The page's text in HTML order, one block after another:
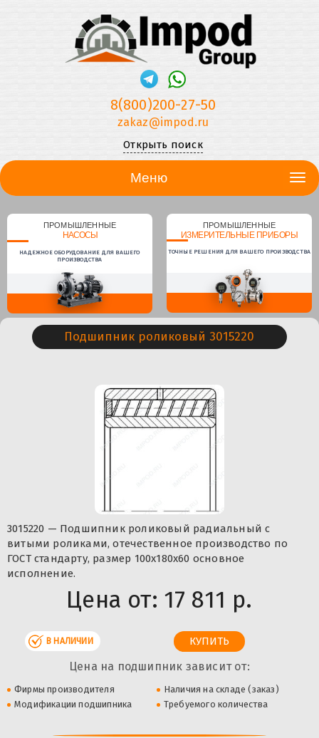
8(800)200-27-50
zakaz@impod.ru
Открыть поиск
Меню
ПРОМЫШЛЕННЫЕ
НАСОСЫ
НАДЕЖНОЕ ОБОРУДОВАНИЕ ДЛЯ ВАШЕГО
ПРОИЗВОДСТВА
ПРОМЫШЛЕННЫЕ
ИЗМЕРИТЕЛЬНЫЕ ПРИБОРЫ
ТОЧНЫЕ РЕШЕНИЯ ДЛЯ ВАШЕГО ПРОИЗВОДСТВА
Подшипник роликовый 3015220
3015220 — Подшипник роликовый радиальный с
витыми роликами, отечественное производство по
ГОСТ стандарту, размер 100x180x60 основное
исполнение.
Цена от: 17 811 р.
В НАЛИЧИИ
Цена на подшипник зависит от:
Фирмы производителя
Наличия на складе (заказ)
Модификации подшипника
Требуемого количества